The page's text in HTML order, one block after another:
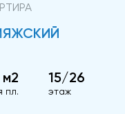
м2
пл.
15/26
этаж